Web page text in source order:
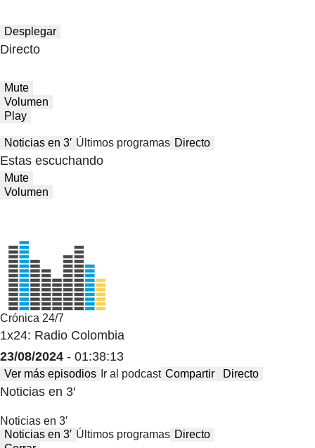
Desplegar
Directo
Mute
Volumen
Play
Noticias en 3′ Últimos programas Directo
Estas escuchando
Mute
Volumen
Crónica 24/7
1x24: Radio Colombia
23/08/2024 - 01:38:13
Ver más episodios Ir al podcast Compartir Directo
Noticias en 3′
Noticias en 3′
Noticias en 3′ Últimos programas Directo